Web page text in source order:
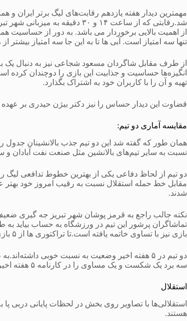
مهمترین دیدار هفته یازدهم رقابت‌های لیگ برتر ایران و
شد.رقابتی که از ساعت ۱۴ و ۳۰
از اهمیت بالایی برخوردار می باشد. به دور از
تنها سه امتیاز است. آبی ها تا به این جا سه امتیاز بیشتر
از طرف مقابل شاگردان مسعود شجاعی نیز به دنبال یک
انگیزه‌ها حساسیت و جذابیت این بازی را دوچندان کرده
تهیه و آن را با کاربران خود به اشتراک بگذارد.
قضاوت این دیدار حساس را نیز دکتر بیژن حیدری بر
مقایسه آماری دو تیم:
همان طور که گفته شد این دو تیم جذب بالانشینان
نسبت به سایر تیم‌های بالانشین مثل صنعت نفت آبادان و
دو تیم از لحاظ دفاعی یکی از بهترین خطوط تدافعی لیگ
شدند.
نکته جالب راجع به قرمز پوشان شهر تبریز جه گیری
تماشاگران پرشور این تیم در ورزشگاه به حساب بیاید
بازی نیز با تساوی خاتمه یافته است.تا تراکتوری ها از ۵ بازی خانگی تنها ۶ امتیاز را کسب کرده باشند.
دو تیم در ۵ هفته اخیر وضعیت به نسبت خوبی
سه برد یک شکست و یک مساوی را در کارنامه ۵ هفته اخیر خود می بیند.
استقلال
استقلالی‌ها با تصاویر روی بخش در لحظات پایانی دربی پا
هستند.